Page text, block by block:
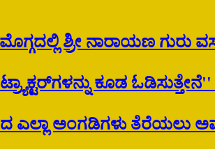
ಶ್ರೀ ನಾರಾಯಣ
ಕೂಡ ಓಡಿಸುತ್ತೇನೆ''
ಎಲ್ಲಾ ಅಂಗಡಿಗಳು ತೆರೆಯಲು